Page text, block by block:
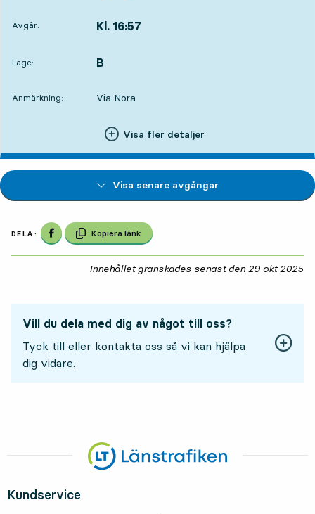
Avgår: Kl. 16:57
Läge:
LÄGE, B
,
Anmärkning: Via Nora
Visa fler detaljer
Visa senare avgångar
DELA: Dela på Facebook
Kopiera länk
Innehållet granskades senast den 29 okt 2025
Vill du dela med dig av något till oss?
Tyck till eller kontakta oss så vi kan hjälpa
dig vidare.
Kundservice